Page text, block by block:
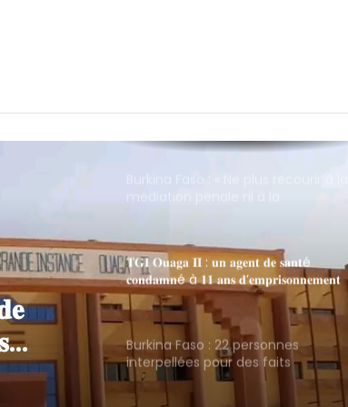
Burkina Faso : « Ne plus recourir à la
médiation pénale ni à la
viol commis sur un mineur. »
𝐓𝐆𝐈 𝐎𝐮𝐚𝐠𝐚 𝐈𝐈 : 𝐮𝐧 𝐚𝐠𝐞𝐧𝐭 𝐝𝐞 𝐬𝐚𝐧𝐭é
𝐜𝐨𝐧𝐝𝐚𝐦𝐧é à 𝟏𝟏 𝐚𝐧𝐬 𝐝’𝐞𝐦𝐩𝐫𝐢𝐬𝐨𝐧𝐧𝐞𝐦𝐞𝐧𝐭
𝐩𝐨𝐮𝐫 𝐯𝐢𝐨𝐥 𝐚𝐠𝐠𝐫𝐚𝐯é 𝐬𝐮𝐫 𝐮𝐧𝐞 𝐟𝐞𝐦𝐦𝐞
𝐞𝐧𝐜𝐞𝐢𝐧𝐭𝐞
Burkina Faso : 22 personnes
interpellées pour des faits
présumés de proxénétisme